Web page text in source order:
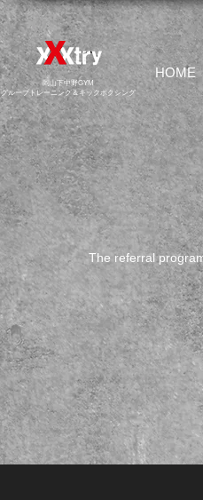
HOME
​岡山下中野GYM
グループトレーニング＆キックボクシング
The referral